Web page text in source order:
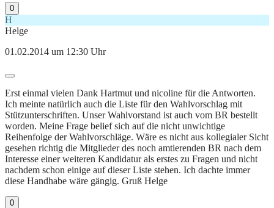
0
H
Helge
01.02.2014 um 12:30 Uhr
Erst einmal vielen Dank Hartmut und nicoline für die Antworten.
Ich meinte natürlich auch die Liste für den Wahlvorschlag mit
Stützunterschriften. Unser Wahlvorstand ist auch vom BR bestellt
worden. Meine Frage belief sich auf die nicht unwichtige
Reihenfolge der Wahlvorschläge. Wäre es nicht aus kollegialer Sicht
gesehen richtig die Mitglieder des noch amtierenden BR nach dem
Interesse einer weiteren Kandidatur als erstes zu Fragen und nicht
nachdem schon einige auf dieser Liste stehen. Ich dachte immer
diese Handhabe wäre gängig. Gruß Helge
0